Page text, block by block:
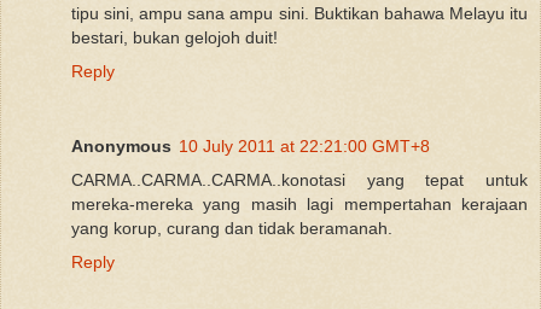
tipu sini, ampu sana ampu sini. Buktikan bahawa Melayu itu
bestari, bukan gelojoh duit!
Reply
Anonymous 10 July 2011 at 22:21:00 GMT+8
CARMA..CARMA..CARMA..konotasi yang tepat untuk
mereka-mereka yang masih lagi mempertahan kerajaan
yang korup, curang dan tidak beramanah.
Reply